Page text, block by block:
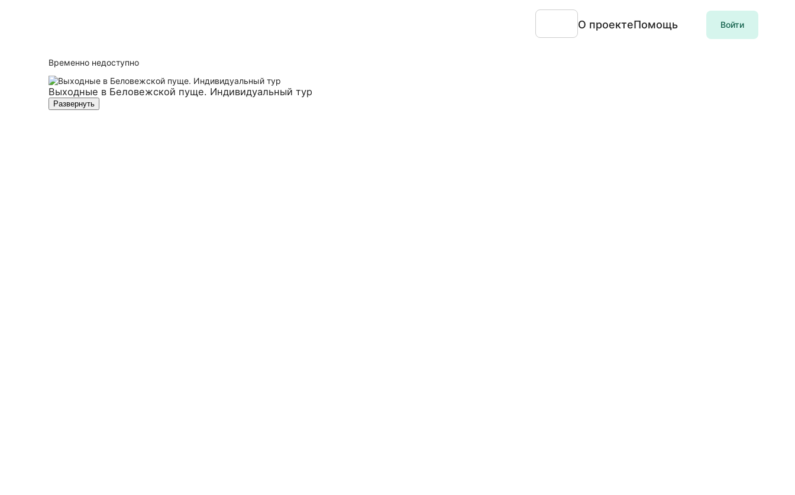
О проектеПомощь Войти
Временно недоступно
Выходные в Беловежской пуще. Индивидуальный тур
Развернуть